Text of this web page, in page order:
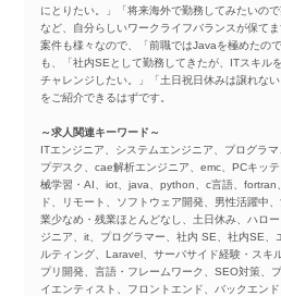
にとりたい。」「将来海外で勤務してみたいの
など、自分らしいワークライフバランスが保てま
案件も様々なので、「前職ではJavaを極めたの
も、「社内SEとして勤務してきたが、ITスキル
チャレンジしたい。」「土日祝日休みは譲れな
をご紹介できるはずです。
～求人関連キーワード～
ITエンジニア、システムエンジニア、プログラ
プデスク、cae解析エンジニア、emc、PCキッ
械学習・AI、iot、java、python、c言語、fortran
ド、リモート、ソフトウェア開発、男性活躍中
業少なめ・残業ほとんどなし、土日休み、ハロ
ジニア、it、プログラマー、社内 SE、社内SE
ルティング、Laravel、サーバサイド経験・スキ
プリ開発、言語・フレームワーク、SEO対策、
イエンティスト、フロントエンド、バックエンド